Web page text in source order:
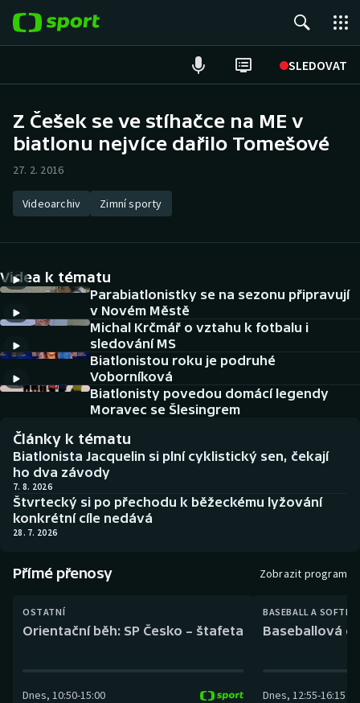
SLEDOVAT
Hokej
Atletika
DALŠÍ SPORTY
Americký fotbal
Baseball a softbal
Biatlon
Boby a skeleton
Box
Curling
Dostihy
NEPŘEHLÉDNĚTE
Historické návraty
Aplikace ČT sport
AZ kvíz
Z Češek se ve stíhačce na ME v
biatlonu nejvíce dařilo Tomešové
27. 2. 2016
Videoarchiv Zimní sporty
Videa k tématu
Parabiatlonistky se na sezonu připravují
v Novém Městě
Michal Krčmář o vztahu k fotbalu i
sledování MS
Biatlonistou roku je podruhé
Voborníková
Biatlonisty povedou domácí legendy
Moravec se Šlesingrem
Články k tématu
Biatlonista Jacquelin si plní cyklistický sen, čekají
ho dva závody
7. 8. 2026
Štvrtecký si po přechodu k běžeckému lyžování
konkrétní cíle nedává
28. 7. 2026
Přímé přenosy Zobrazit program
OSTATNÍ
Orientační běh: SP Česko – štafeta
Dnes, 10:50-15:00
BASEBALL A
Baseballová
Dnes, 12:55-16:15